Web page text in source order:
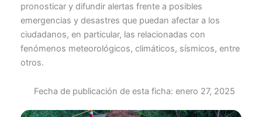
pronosticar y difundir alertas frente a posibles
emergencias y desastres que puedan afectar a los
ciudadanos, en particular, las relacionadas con
fenómenos meteorológicos, climáticos, sísmicos, entre
otros.
Fecha de publicación de esta ficha: enero 27, 2025